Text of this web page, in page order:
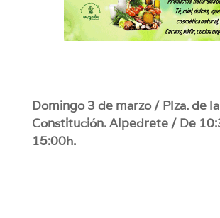
Domingo 3 de marzo / Plza. de la
Constitución. Alpedrete / De
15:00h.